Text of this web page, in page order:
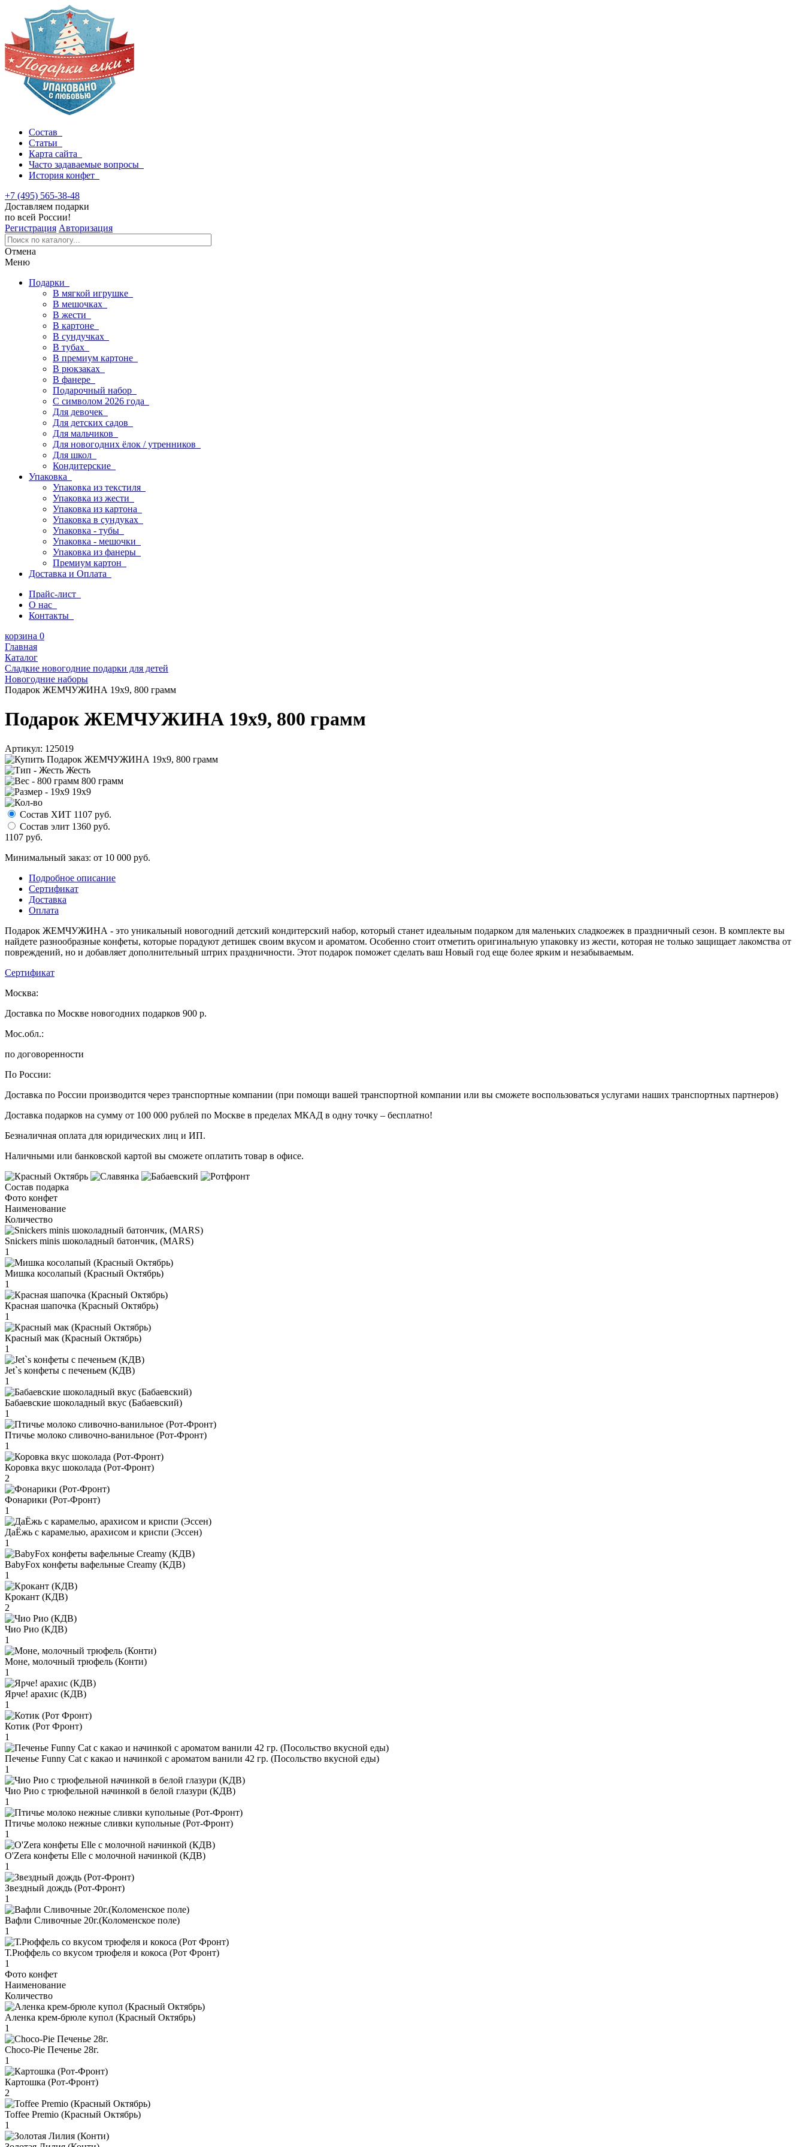
Состав
Статьи
Карта сайта
Часто задаваемые вопросы
История конфет
+7 (495) 565-38-48
Доставляем подарки
по всей России!
Регистрация Авторизация
Отмена
Меню
Подарки
В мягкой игрушке
В мешочках
В жести
В картоне
В сундучках
В тубах
В премиум картоне
В рюкзаках
В фанере
Подарочный набор
С символом 2026 года
Для девочек
Для детских садов
Для мальчиков
Для новогодних ёлок / утренников
Для школ
Кондитерские
Упаковка
Упаковка из текстиля
Упаковка из жести
Упаковка из картона
Упаковка в сундуках
Упаковка - тубы
Упаковка - мешочки
Упаковка из фанеры
Премиум картон
Доставка и Оплата
Прайс-лист
О нас
Контакты
корзина 0
Главная
Каталог
Сладкие новогодние подарки для детей
Новогодние наборы
Подарок ЖЕМЧУЖИНА 19х9, 800 грамм
Подарок ЖЕМЧУЖИНА 19х9, 800 грамм
Артикул: 125019
Жесть
800 грамм
19х9
Состав ХИТ 1107 руб.
Состав элит 1360 руб.
1107 руб.
Минимальный заказ: от 10 000 руб.
Подробное описание
Сертификат
Доставка
Оплата
Подарок ЖЕМЧУЖИНА - это уникальный новогодний детский кондитерский набор, который станет идеальным подарком для маленьких сладкоежек в праздничный сезон. В комплекте вы
найдете разнообразные конфеты, которые порадуют детишек своим вкусом и ароматом. Особенно стоит отметить оригинальную упаковку из жести, которая не только защищает лакомства от
повреждений, но и добавляет дополнительный штрих праздничности. Этот подарок поможет сделать ваш Новый год еще более ярким и незабываемым.
Сертификат
Москва:
Доставка по Москве новогодних подарков 900 р.
Мос.обл.:
по договоренности
По России:
Доставка по России производится через транспортные компании (при помощи вашей транспортной компании или вы сможете воспользоваться услугами наших транспортных партнеров)
Доставка подарков на сумму от 100 000 рублей по Москве в пределах МКАД в одну точку – бесплатно!
Безналичная оплата для юридических лиц и ИП.
Наличными или банковской картой вы сможете оплатить товар в офисе.
Состав подарка
Фото конфет
Наименование
Количество
Snickers minis шоколадный батончик, (MARS)
1
Мишка косолапый (Красный Октябрь)
1
Красная шапочка (Красный Октябрь)
1
Красный мак (Красный Октябрь)
1
Jet`s конфеты с печеньем (КДВ)
1
Бабаевские шоколадный вкус (Бабаевский)
1
Птичье молоко сливочно-ванильное (Рот-Фронт)
1
Коровка вкус шоколада (Рот-Фронт)
2
Фонарики (Рот-Фронт)
1
ДаЁжь с карамелью, арахисом и криспи (Эссен)
1
BabyFox конфеты вафельные Creamy (КДВ)
1
Крокант (КДВ)
2
Чио Рио (КДВ)
1
Моне, молочный трюфель (Конти)
1
Ярче! арахис (КДВ)
1
Котик (Рот Фронт)
1
Печенье Funny Сat с какао и начинкой с ароматом ванили 42 гр. (Посольство вкусной еды)
1
Чио Рио с трюфельной начинкой в белой глазури (КДВ)
1
Птичье молоко нежные сливки купольные (Рот-Фронт)
1
O'Zera конфеты Elle с молочной начинкой (КДВ)
1
Звездный дождь (Рот-Фронт)
1
Вафли Сливочные 20г.(Коломенское поле)
1
Т.Рюффель со вкусом трюфеля и кокоса (Рот Фронт)
1
Фото конфет
Наименование
Количество
Аленка крем-брюле купол (Красный Октябрь)
1
Choco-Pie Печенье 28г.
1
Картошка (Рот-Фронт)
2
Toffee Premio (Красный Октябрь)
1